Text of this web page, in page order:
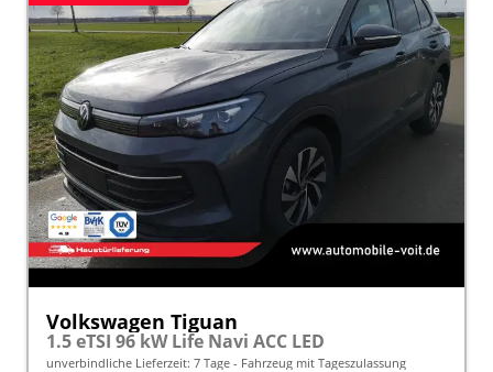
Volkswagen Tiguan
1.5 eTSI 96 kW Life Navi ACC LED
unverbindliche Lieferzeit: 7 Tage Fahrzeug mit Tageszulassung